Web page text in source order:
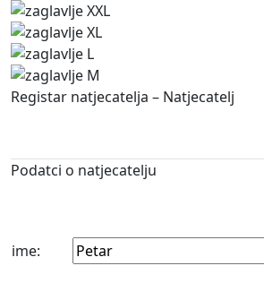
Registar natjecatelja – Natjecatelj
Podatci o natjecatelju
ime: